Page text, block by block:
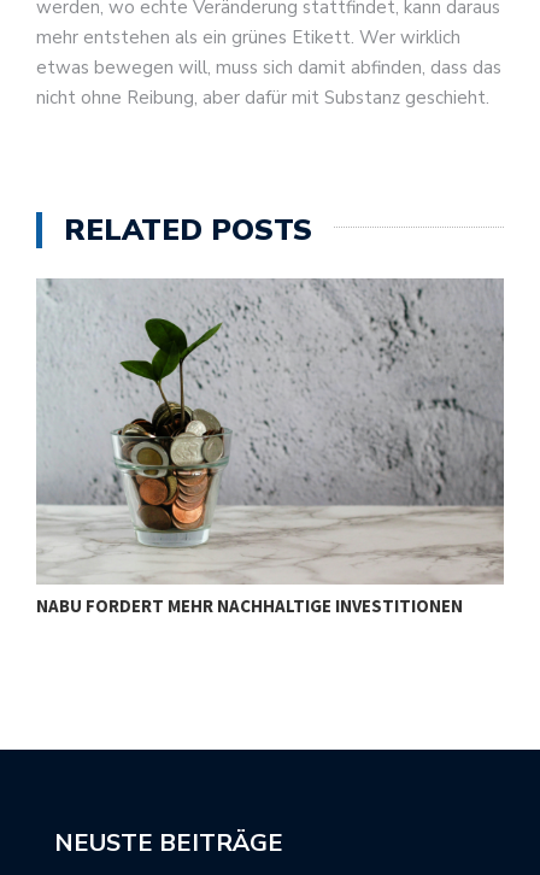
werden, wo echte Veränderung stattfindet, kann daraus
mehr entstehen als ein grünes Etikett. Wer wirklich
etwas bewegen will, muss sich damit abfinden, dass das
nicht ohne Reibung, aber dafür mit Substanz geschieht.
RELATED POSTS
NABU FORDERT MEHR NACHHALTIGE INVESTITIONEN
NEUSTE BEITRÄGE